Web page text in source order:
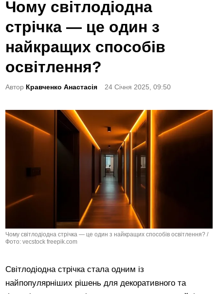
t
e
d
i
n
Чому світлодіодна
стрічка — це один з
найкращих способів
освітлення?
Автор Кравченко Анастасія 24 Січня 2025, 09:50
Чому світлодіодна стрічка — це один з найкращих способів освітлення? /
Фото: vecstock freepik.com
Світлодіодна стрічка стала одним із
найпопулярніших рішень для декоративного та